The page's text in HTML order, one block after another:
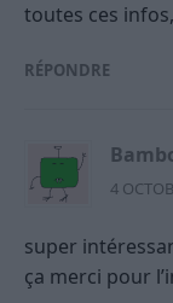
toutes ces
RÉPONDRE
4
super
ça merci pour